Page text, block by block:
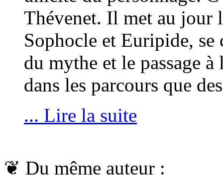
Thévenet. Il met au jour
Sophocle et Euripide, se
du mythe et le passage
dans les parcours que
... Lire la suite
❦ Du même auteur :